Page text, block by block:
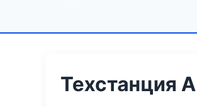
Техстанция